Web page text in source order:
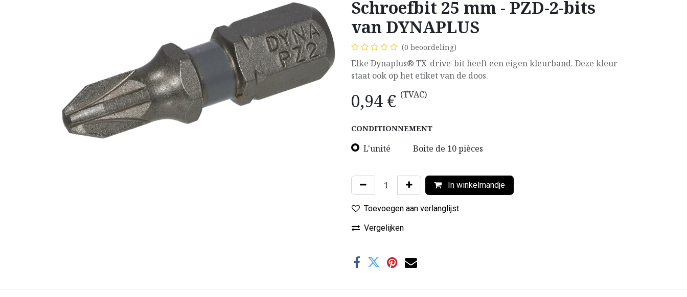
Schroefbit 25 mm - PZD-2-bits
van DYNAPLUS
(0 beoordeling)
Elke Dynaplus® TX-drive-bit heeft een eigen kleurband. Deze kleur
staat ook op het etiket van de doos.
0,94 € (TVAC)
CONDITIONNEMENT
L'unité Boite de 10 pièces
In winkelmandje
Toevoegen aan verlanglijst
Vergelijken